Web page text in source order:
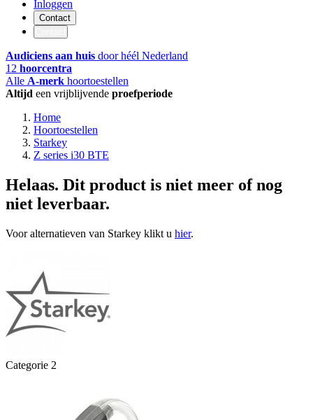
Inloggen
Contact
Audiciens aan huis door héél Nederland
12 hoorcentra
Alle A-merk hoortoestellen
Altijd een vrijblijvende proefperiode
Home
Hoortoestellen
Starkey
Z series i30 BTE
Helaas. Dit product is niet meer of nog
niet leverbaar.
Voor alternatieven van Starkey klikt u hier.
Categorie 2